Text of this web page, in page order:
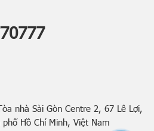
nhà Sài Gòn Centre 2, 67 Lê Lợi,
Hồ Chí Minh, Việt Nam